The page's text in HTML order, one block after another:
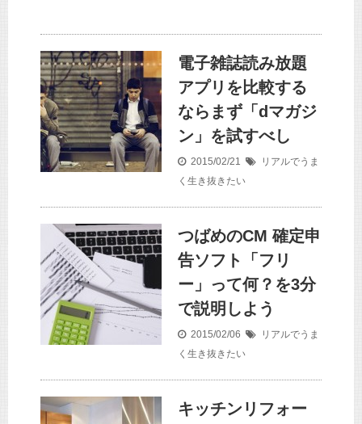
電子雑誌読み放題
アプリを比較する
ならまず「dマガジ
ン」を試すべし
2015/02/21
リアルでうま
く生き抜きたい
つばめのCM 確定申
告ソフト「フリ
ー」って何？を3分
で説明しよう
2015/02/06
リアルでうま
く生き抜きたい
キッチンリフォー